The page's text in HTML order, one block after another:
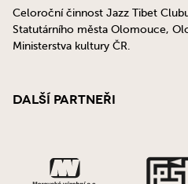
Celoroční činnost Jazz Tibet
Statutárního města Olomouce,
Ministerstva kultury ČR.
Další partneři